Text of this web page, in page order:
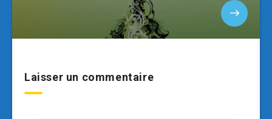
Laisser un commentaire